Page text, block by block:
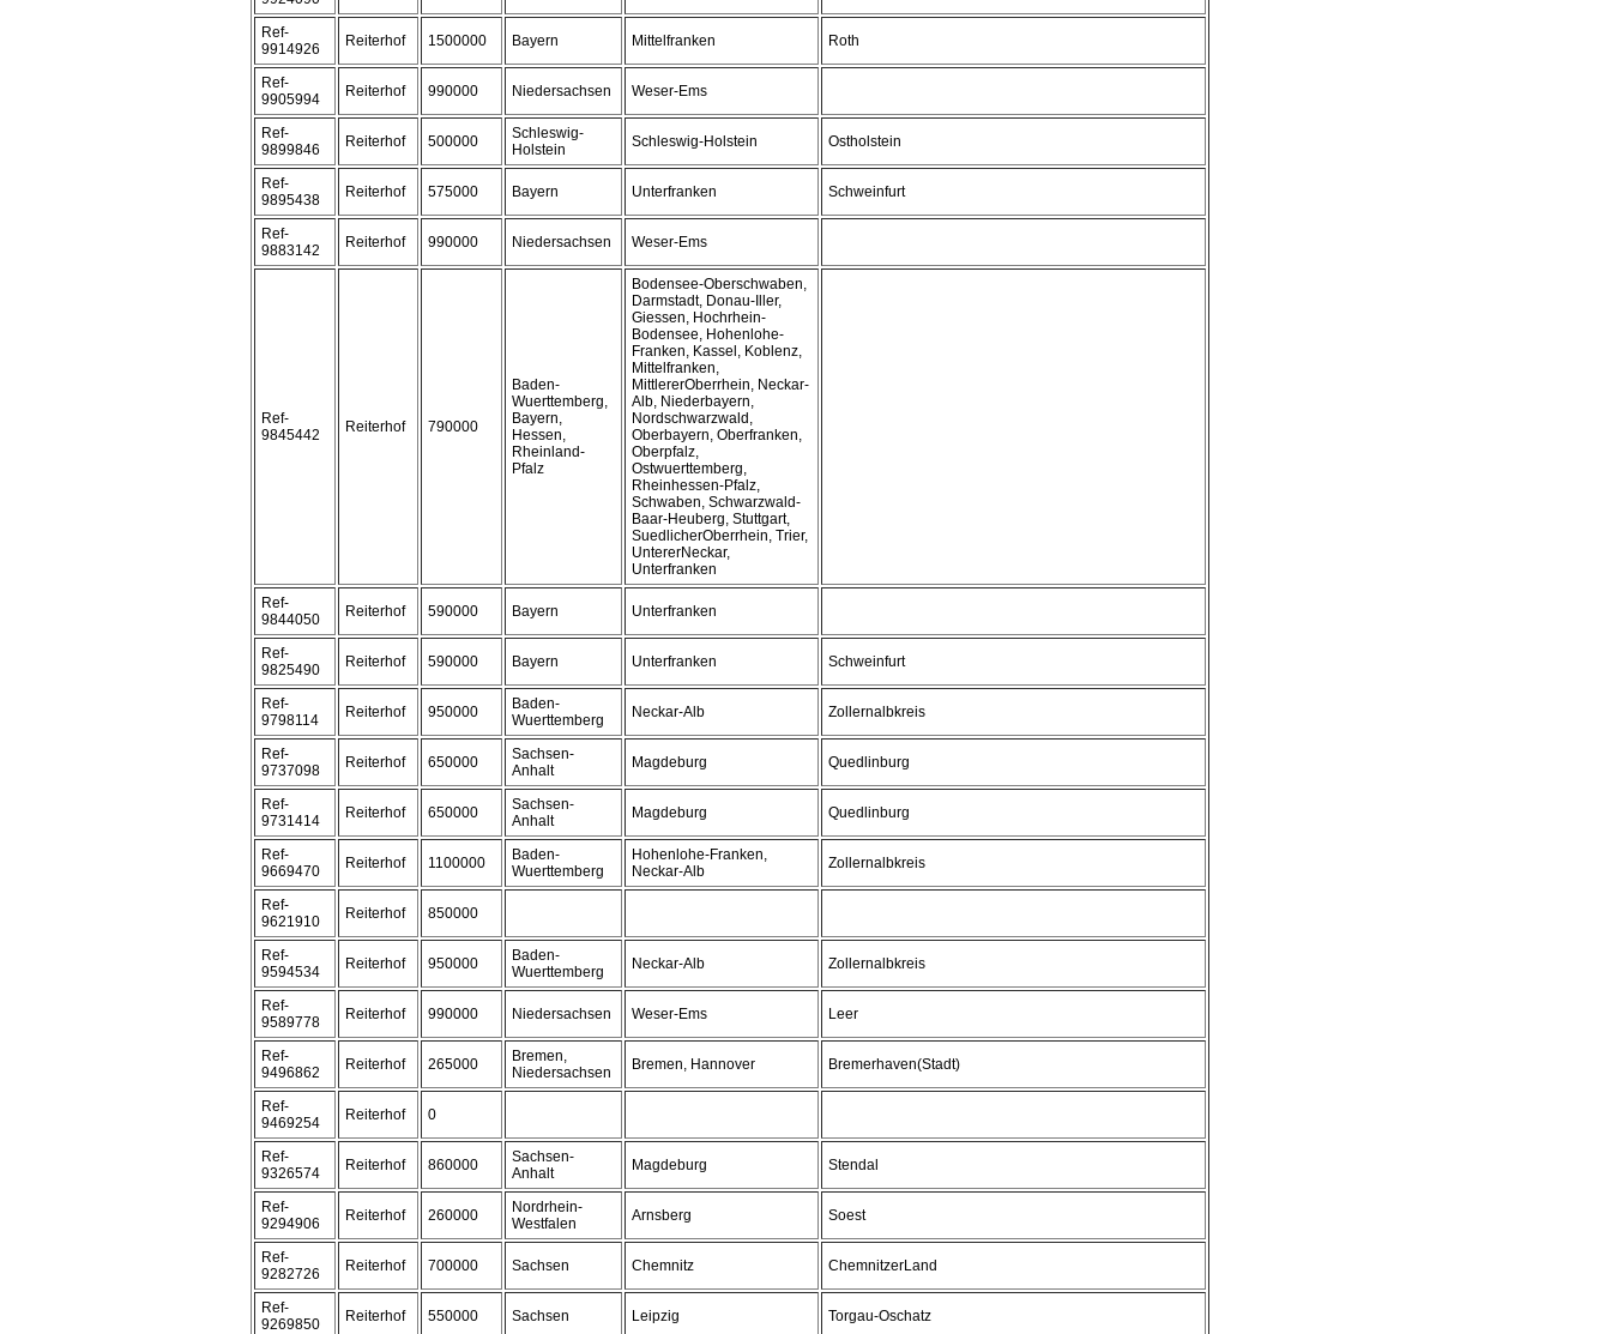
Ref-
9914926
Reiterhof 1500000 Bayern Mittelfranken Roth
Ref-
9905994
Reiterhof 990000 Niedersachsen Weser-Ems
Ref-
9899846
Reiterhof 500000
Schleswig-
Holstein
Schleswig-Holstein Ostholstein
Ref-
9895438
Reiterhof 575000 Bayern Unterfranken Schweinfurt
Ref-
9883142
Reiterhof 990000 Niedersachsen Weser-Ems
Ref-
9845442
Reiterhof 790000
Baden-
Wuerttemberg,
Bayern,
Hessen,
Rheinland-
Pfalz
Bodensee-Oberschwaben,
Darmstadt, Donau-Iller,
Giessen, Hochrhein-
Bodensee, Hohenlohe-
Franken, Kassel, Koblenz,
Mittelfranken,
MittlererOberrhein, Neckar-
Alb, Niederbayern,
Nordschwarzwald,
Oberbayern, Oberfranken,
Oberpfalz,
Ostwuerttemberg,
Rheinhessen-Pfalz,
Schwaben, Schwarzwald-
Baar-Heuberg, Stuttgart,
SuedlicherOberrhein, Trier,
UntererNeckar,
Unterfranken
Ref-
9844050
Reiterhof 590000 Bayern Unterfranken
Ref-
9825490
Reiterhof 590000 Bayern Unterfranken Schweinfurt
Ref-
9798114
Reiterhof 950000
Baden-
Wuerttemberg
Neckar-Alb Zollernalbkreis
Ref-
9737098
Reiterhof 650000
Sachsen-
Anhalt
Magdeburg Quedlinburg
Ref-
9731414
Reiterhof 650000
Sachsen-
Anhalt
Magdeburg Quedlinburg
Ref-
9669470
Reiterhof 1100000
Baden-
Wuerttemberg
Hohenlohe-Franken,
Neckar-Alb
Zollernalbkreis
Ref-
9621910
Reiterhof 850000
Ref-
9594534
Reiterhof 950000
Baden-
Wuerttemberg
Neckar-Alb Zollernalbkreis
Ref-
9589778
Reiterhof 990000 Niedersachsen Weser-Ems Leer
Ref-
9496862
Reiterhof 265000
Bremen,
Niedersachsen
Bremen, Hannover Bremerhaven(Stadt)
Ref-
9469254
Reiterhof 0
Ref-
9326574
Reiterhof 860000
Sachsen-
Anhalt
Magdeburg Stendal
Ref-
9294906
Reiterhof 260000
Nordrhein-
Westfalen
Arnsberg Soest
Ref-
9282726
Reiterhof 700000 Sachsen Chemnitz ChemnitzerLand
Ref-
9269850
Reiterhof 550000 Sachsen Leipzig Torgau-Oschatz